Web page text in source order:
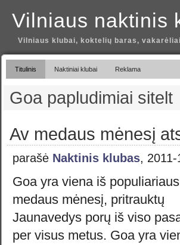
Vilniaus naktinis
Vilniaus klubai, koktelių baras,
Titulinis Naktiniai klubai Reklama
Goa papludimiai sitelt
Av medaus mėnesį
parašė Naktinis klubas,
Goa yra viena iš
medaus mėnesį, pritrauktų
Jaunavedys porų iš viso
per visus metus. Goa yra